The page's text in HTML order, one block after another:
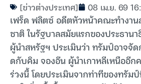
[ข่าวต่างประเทศ] 08 เม.ย. 69
เฟร็ด ฟลิตซ์ อดีตหัวหน้าคณะทำงา
ชาติ ในรัฐบาลสมัยแรกของประธาน
ผู้นำสหรัฐฯ ประเมินว่า ทรัมป์อาจจั
ดกับคิม จองอึน ผู้นำเกาหลีเหนืออีก
ร่วงนี้ โดยประเมินจากท่าทีของทรัม